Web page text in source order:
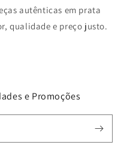
autênticas em prata
qualidade e preço justo.
e Promoções